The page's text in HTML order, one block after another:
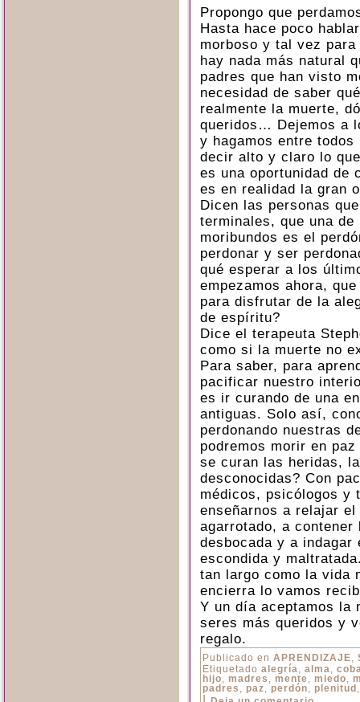
Propongo que
Hasta hace poco
morboso y tal vez
hay nada más natural
padres que han visto
necesidad de saber
realmente la muerte,
queridos… Dejemos a
y hagamos entre
decir alto y claro lo
es una oportunidad de
es en realidad la gran
Dicen las personas
terminales, que una
moribundos es el
perdonar y ser
qué esperar a los
empezamos ahora,
para disfrutar de la
de espíritu?
Dice el terapeuta
como si la muerte no
Para saber, para
pacificar nuestro
es ir curando de una
antiguas. Solo así,
perdonando nuestras
podremos morir en
se curan las heridas,
desconocidas? Con
médicos, psicólogos y
enseñarnos a relajar
agarrotado, a
desbocada y a
escondida y
tan largo como la vida
encierra lo vamos
Y un día aceptamos la
seres más queridos y
regalo.
Publicado en APRENDIZAJE,
Etiquetado alegría, alma,
hijo, madres , mente, miedo,
padres , paz, perdón, plenitud